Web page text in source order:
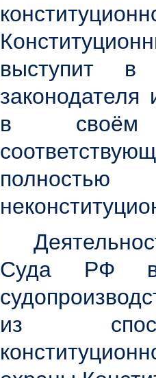
выступит в
в
полностью
Суда РФ в
из